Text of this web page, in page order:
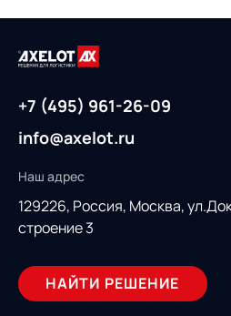
+7 (495) 961-26-09
info@axelot.ru
Наш адрес
129226, Россия, Москва,
строение 3
НАЙТИ РЕШЕНИЕ